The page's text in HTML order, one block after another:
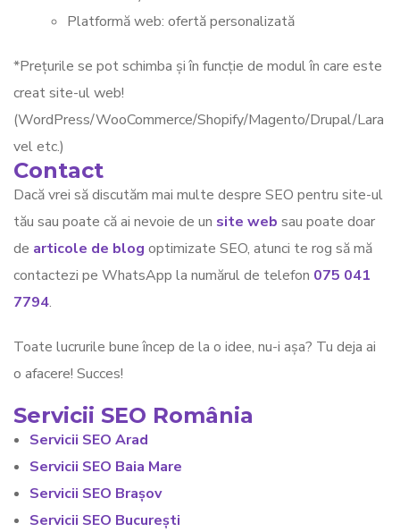
Platformă web: ofertă personalizată
*Prețurile se pot schimba și în funcție de modul în care este
creat site-ul web!
(WordPress/WooCommerce/Shopify/Magento/Drupal/Lara
vel etc.)
Contact
Dacă vrei să discutăm mai multe despre SEO pentru site-ul
tău sau poate că ai nevoie de un site web sau poate doar
de articole de blog optimizate SEO, atunci te rog să mă
contactezi pe WhatsApp la numărul de telefon 075 041
7794.
Toate lucrurile bune încep de la o idee, nu-i așa? Tu deja ai
o afacere! Succes!
Servicii SEO România
Servicii SEO Arad
Servicii SEO Baia Mare
Servicii SEO Brașov
Servicii SEO București